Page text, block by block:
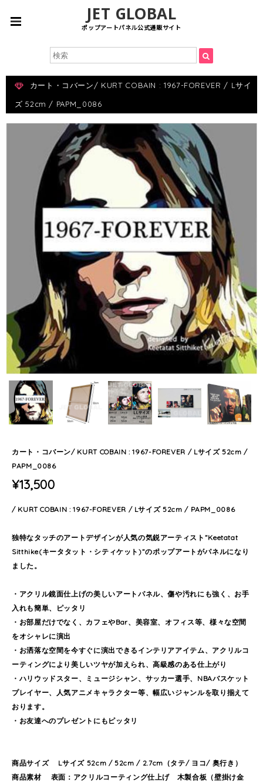
JET GLOBAL
ポップアートパネル公式通販サイト
カート・コバーン/ KURT COBAIN : 1967-FOREVER / Lサイ
ズ 52cm / PAPM_0086
カート・コバーン/ KURT COBAIN : 1967-FOREVER / Lサイズ 52cm /
PAPM_0086
¥13,500
/ KURT COBAIN : 1967-FOREVER / Lサイズ 52cm / PAPM_0086
独特なタッチのアートデザインが人気の気鋭アーティスト”Keetatat
Sitthike(キータタット・シティケット)”のポップアートがパネルになり
ました。
・アクリル鏡面仕上げの美しいアートパネル、傷や汚れにも強く、お手
入れも簡単、ピッタリ
・お部屋だけでなく、カフェやBar、美容室、オフィス等、様々な空間
をオシャレに演出
・お洒落な空間を今すぐに演出できるインテリアアイテム、アクリルコ
ーティングにより美しいツヤが加えられ、高級感のある仕上がり
・ハリウッドスター、ミュージシャン、サッカー選手、NBAバスケット
プレイヤー、人気アニメキャラクター等、幅広いジャンルを取り揃えて
おります。
・お友達へのプレゼントにもピッタリ
商品サイズ Lサイズ 52cm / 52cm / 2.7cm（タテ/ ヨコ/ 奥行き）
商品素材 表面：アクリルコーティング仕上げ 木製合板（壁掛け金